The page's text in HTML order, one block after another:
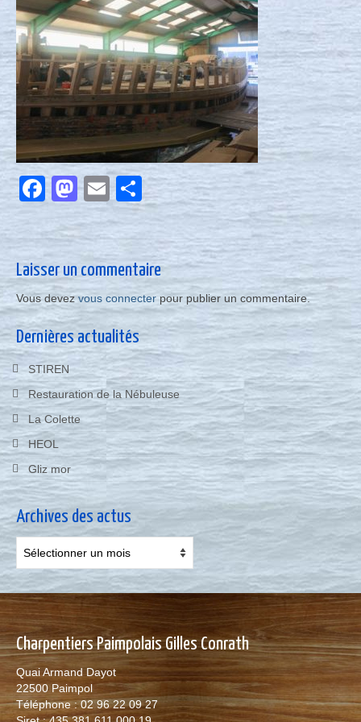
Nous contacter
Actualités
Facebook
Mastodon
EmailPartager
Laisser un commentaire
Vous devezvous connecter pour publier un commentaire.
Dernières actualités
STIREN
Restauration de la Nébuleuse
La Colette
HEOL
Gliz mor
Archives des actus
des
actus
Charpentiers Paimpolais Gilles Conrath
Quai Armand Dayot
22500 Paimpol
Téléphone : 02 96 22 09 27